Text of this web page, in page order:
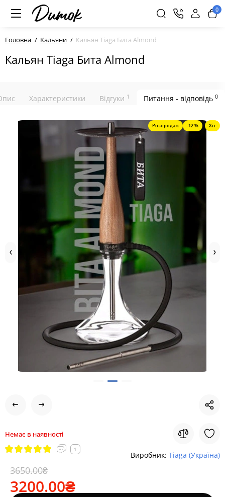
0
Головна Кальяни Кальян Tiaga Бита Almond
Кальян Tiaga Бита Almond
Характеристики Відгуки 1 Питання - відповідь 0
Розпродаж -12 % Хіт
Немає в наявності
1
Виробник: Tiaga (Україна)
3650.00₴
3200.00₴